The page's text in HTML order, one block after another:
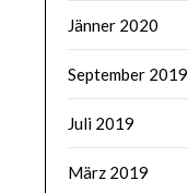
Jänner 2020
September 2019
Juli 2019
März 2019